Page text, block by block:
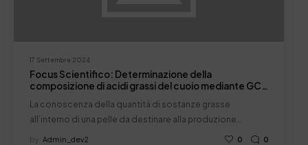
17 Settembre 2024
Focus Scientifico: Determinazione della
composizione di acidi grassi del cuoio mediante GC-
La conoscenza della quantità di sostanze grasse
all’interno di una pelle da destinare alla produzione…
by Admin_dev2 0 0